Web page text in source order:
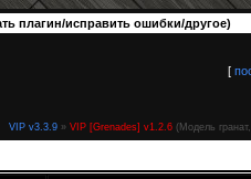
плагин/исправить ошибки/другое)
[
VIP v3.3.9 » VIP [Grenades] v1.2.6 (Модель